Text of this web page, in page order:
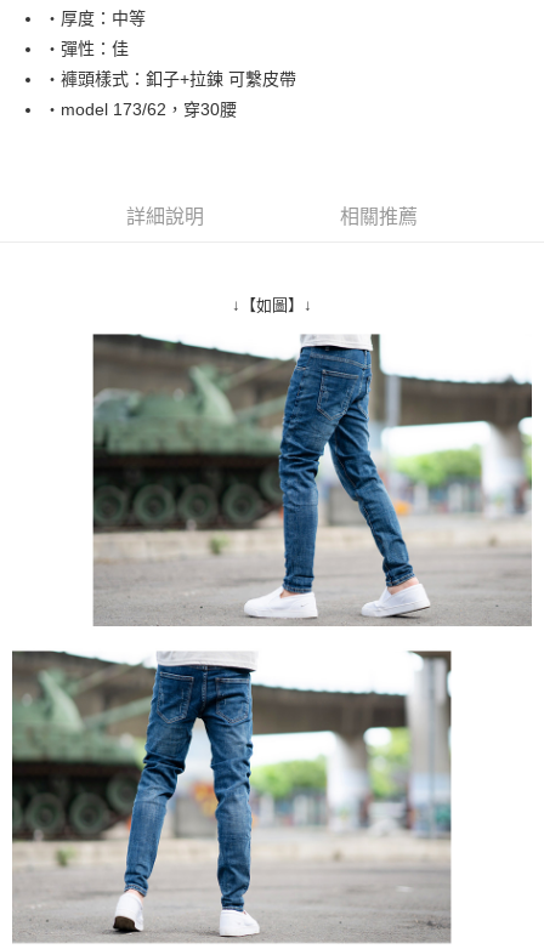
悠遊付
Google Pay
AFTEE先享後付
１．簡單：不需註冊會員、不需綁卡、不需儲值。
【「AFTEE先享後付」結帳流程】
１．於結帳方式選擇「AFTEE先享後付」後，將跳轉至「AFTEE先享後付」
結帳頁面，進行簡訊認證並確認金額後，即可完成結帳。
２．訂單成立數日內，您將收到繳費通知簡訊。
３．收到繳費通知簡訊後14天內，點擊此簡訊中的連結，可透過四大超商／
ATM／網路銀行／等多元方式進行付款，方視為交易完成。
※ 請注意：結帳手續完成當下不需立刻繳費，但若您需要取消訂單，請聯絡
購買商品的店家。未經商家同意取消之訂單仍視為有效，需透過AFTEE先享
後付繳納相關費用。
※ 交易是否成功請以「AFTEE先享後付 」之結帳頁面顯示為準，若有關於
是否繳費成功／繳費後需取消欲退款等相關疑問，請聯繫「AFTEE先享後付
https://netprotections.freshdesk.com/support/home
１．透過由恩沛科技股份有限公司提供之「AFTEE先享後付」服務完成之交
權轉讓予恩沛科技股份有限公司。
２．關於個人資料處理事宜，請瀏覽以下網址：
https://aftee.tw/terms/#terms3
３．未成年的使用者請事先徵得法定代理人或監護人之同意方可使用
「AFTEE先享後付」，若未經同意申辦者引起之損失，本公司不負相關責
４．使用「AFTEE先享後付」時，將依據個別帳號之用戶狀況，依本公司即
時審查核予不同之上限額度；若仍有額度不足之情形，本公司將視審查結果
請求用戶進行身份認證。
５．嚴禁一人註冊多個帳號或使用他人資訊註冊。若發現惡意使用之情形，
恩沛科技股份有限公司將有權停止該用戶之使用額度並採取法律行動。
每筆NT$80，滿NT$1,800(含以上)免運費
先付款後全家取貨
每筆NT$80，滿NT$1,800(含以上)免運費
7-11付款取貨
每筆NT$80，滿NT$1,800(含以上)免運費
先付款後7-11取貨
每筆NT$80，滿NT$1,800(含以上)免運費
每筆NT$120，滿NT$3,000(含以上)免運費
‧厚度：中等
‧彈性：佳
‧褲頭樣式：釦子+拉鍊 可繫皮帶
‧model 173/62，穿30腰
詳細說明 相關推薦
↓【如圖】↓